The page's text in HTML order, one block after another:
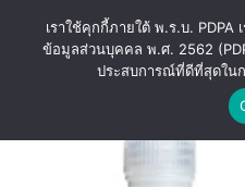
เราใช้คุกกี้ภายใต้ พ.ร.บ.
ข้อมูลส่วนบุคคล พ.ศ. 2562
ประสบการณ์ที่ดีที่สุดในก